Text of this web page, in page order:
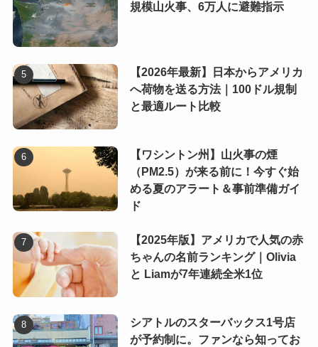
規模山火事、6万人に避難指示
【2026年最新】日本からアメリカ
へ荷物を送る方法｜100ドル規制
と最適ルート比較
【ワシントン州】山火事の煙
（PM2.5）が来る前に！今すぐ始
める夏のアラート＆事前準備ガイ
ド
【2025年版】アメリカで人気の赤
ちゃんの名前ランキング｜Olivia
と Liamが7年連続全米1位
シアトルのスターバックス1号店
が予約制に。ファンなら知ってお